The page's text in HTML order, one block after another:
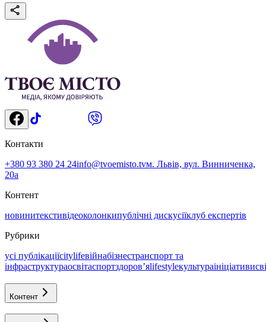
Контакти
+380 93 380 24 24info@tvoemisto.tvм. Львів, вул. Винниченка,
20а
Контент
новинитекстивідеоколонкипублічні дискусіїклуб експертів
Рубрики
усі публікаціїcitylifeвійнабізнестранспорт та
інфраструктураосвітаспортздоровʼяlifestyleкультураініціативи
Контент